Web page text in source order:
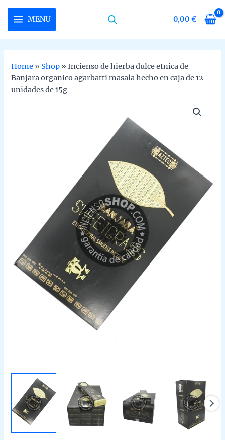
content
MENU 0,00€
Home » Shop »Incienso de hierba dulce etnica de
Banjara organico agarbatti masala hecho en caja de 12
unidades de 15g